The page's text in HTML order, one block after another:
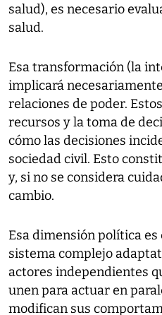
salud), es necesario
salud.
Esa transformación (la
implicará
relaciones de poder.
recursos y la toma de
cómo las decisiones
sociedad civil. Esto
y, si no se considera
cambio.
Esa dimensión política
sistema complejo
actores independientes
unen para actuar en
modifican sus